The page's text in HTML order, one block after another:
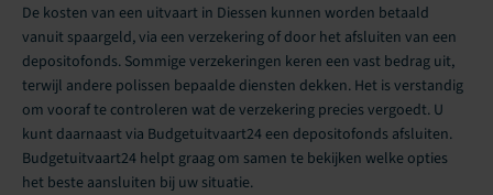
De kosten van een uitvaart in Diessen kunnen worden betaald
vanuit spaargeld, via een verzekering of door het afsluiten van een
depositofonds. Sommige verzekeringen keren een vast bedrag uit,
terwijl andere polissen bepaalde diensten dekken. Het is verstandig
om vooraf te controleren wat de verzekering precies vergoedt. U
kunt daarnaast via Budgetuitvaart24 een depositofonds afsluiten.
Budgetuitvaart24 helpt graag om samen te bekijken welke opties
het beste aansluiten bij uw situatie.